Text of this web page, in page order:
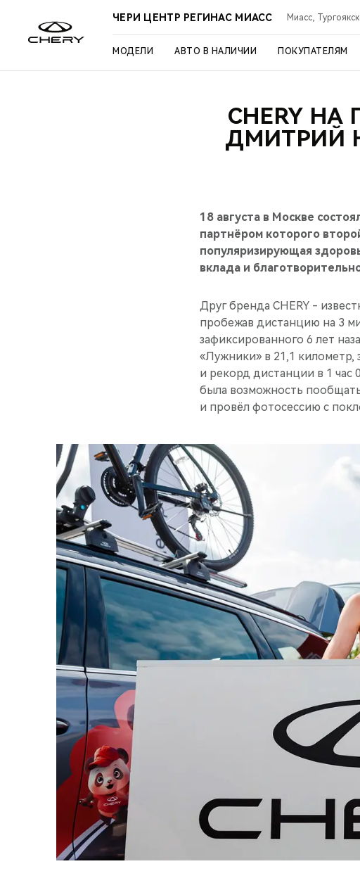
ЧЕРИ ЦЕНТР РЕГИНАС МИАСС Миасс,
МОДЕЛИ АВТО В НАЛИЧИИ ПОКУПАТЕЛЯМ
CHERY
ДМИТРИЙ
18 августа в Москве
партнёром которого
популяризирующая
вклада и
Друг бренда CHERY -
пробежав дистанцию на 3
зафиксированного 6 лет
«Лужники» в 21,1 километр,
и рекорд дистанции в 1 час
была возможность
и провёл фотосессию с